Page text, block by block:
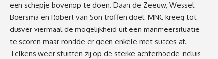
een schepje bovenop te doen. Daan de Zeeuw, Wessel
Boersma en Robert van Son troffen doel. MNC kreeg tot
dusver viermaal de mogelijkheid uit een manmeersituatie
te scoren maar rondde er geen enkele met succes af.
Telkens weer stuitten zij op de sterke achterhoede incluis